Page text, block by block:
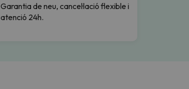
Garantia de neu, cancel·lació flexible i
atenció 24h.